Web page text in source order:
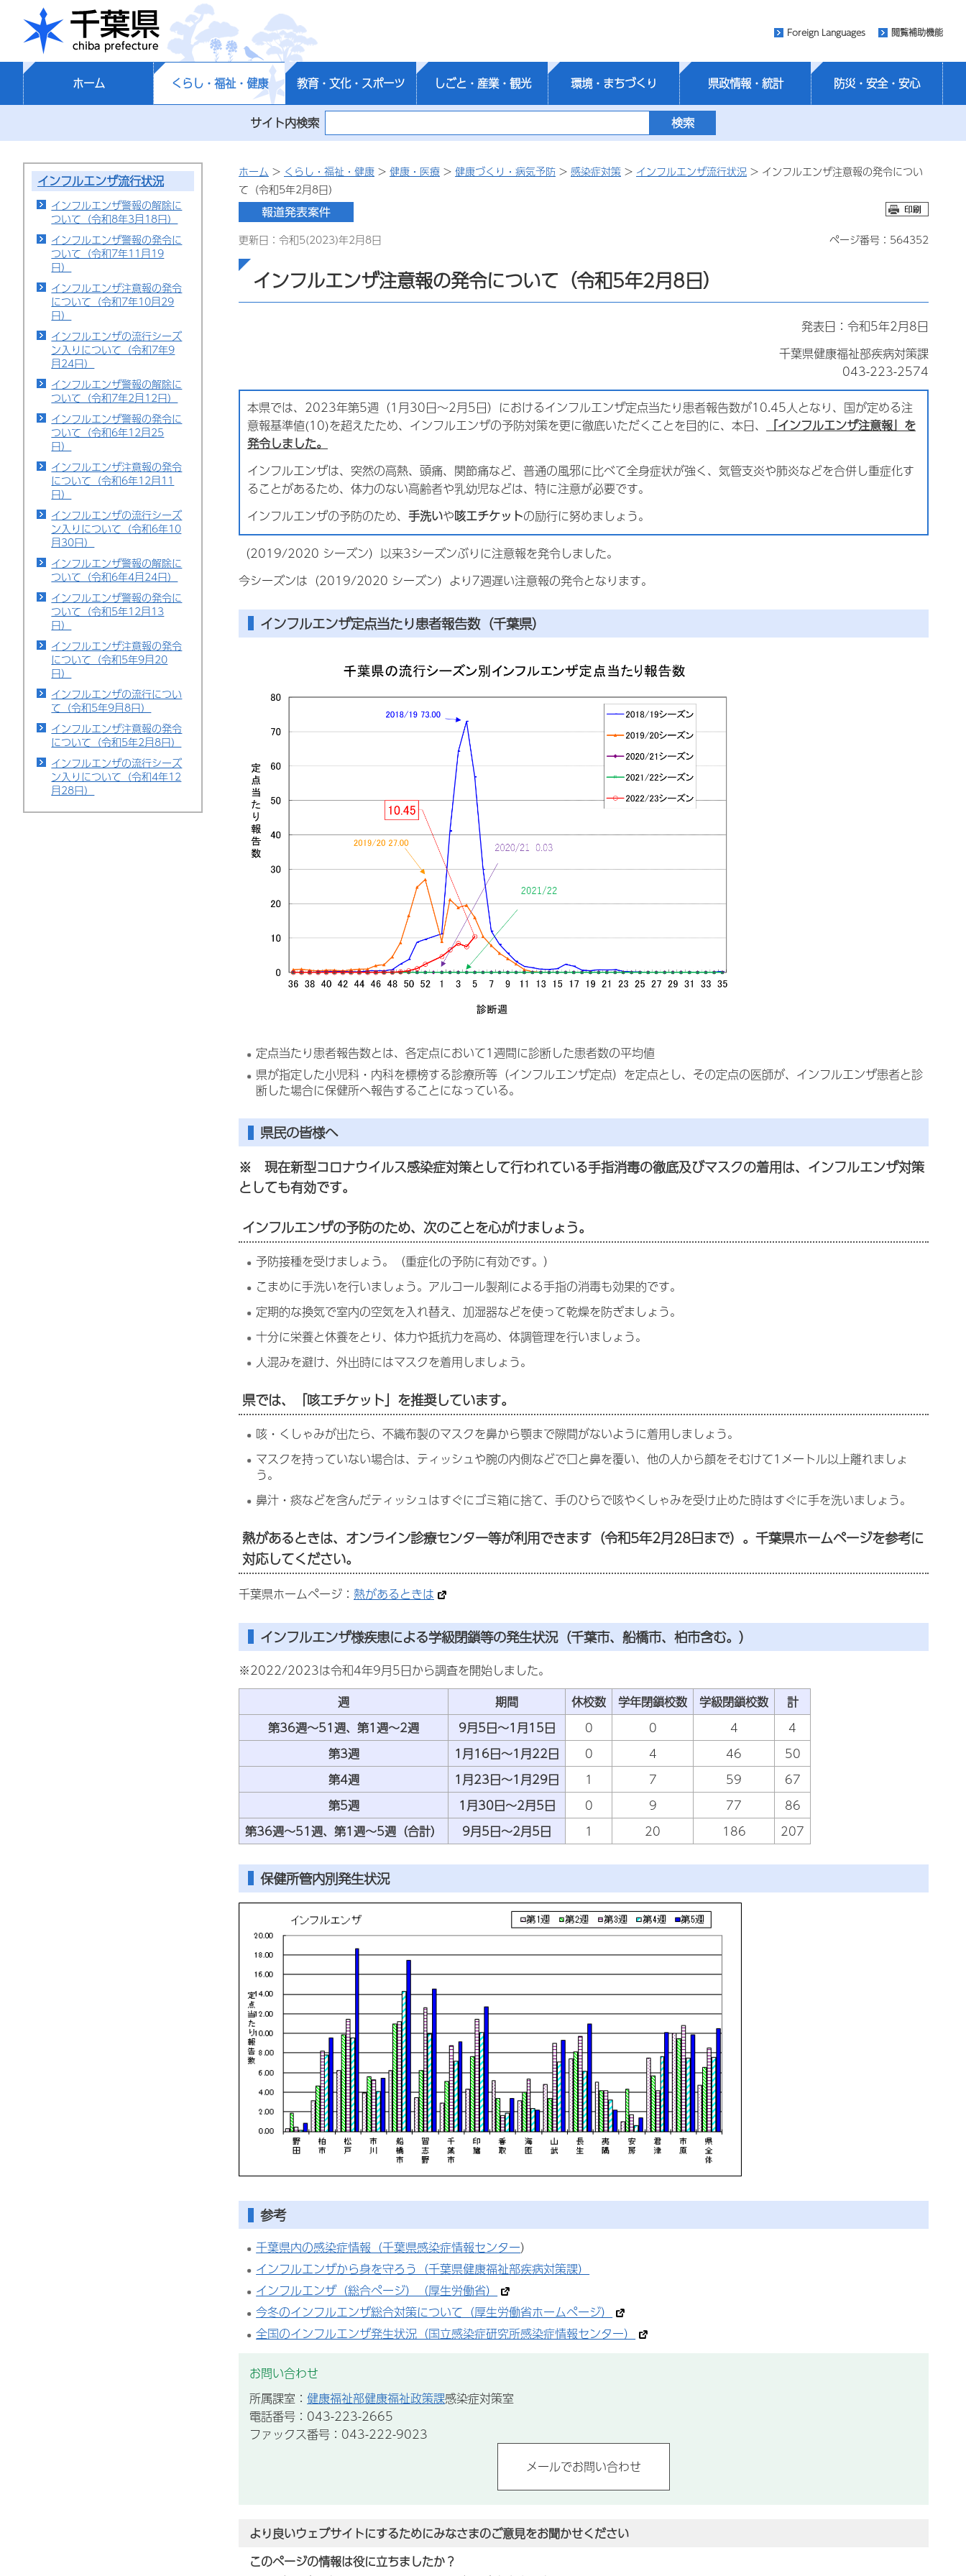
千葉県
Foreign Languages 閲覧補助機能
ホーム くらし・福祉・健康 教育・文化・スポーツ しごと・産業・観光 環境・まちづくり 県政情報・統計 防災・安全・安心
サイト内検索
インフルエンザ流行状況
インフルエンザ警報の解除に
ついて（令和8年3月18日）
インフルエンザ警報の発令に
ついて（令和7年11月19
日）
インフルエンザ注意報の発令
について（令和7年10月29
日）
インフルエンザの流行シーズ
ン入りについて（令和7年9
月24日）
インフルエンザ警報の解除に
ついて（令和7年2月12日）
インフルエンザ警報の発令に
ついて（令和6年12月25
日）
インフルエンザ注意報の発令
について（令和6年12月11
日）
インフルエンザの流行シーズ
ン入りについて（令和6年10
月30日）
インフルエンザ警報の解除に
ついて（令和6年4月24日）
インフルエンザ警報の発令に
ついて（令和5年12月13
日）
インフルエンザ注意報の発令
について（令和5年9月20
日）
インフルエンザの流行につい
て（令和5年9月8日）
インフルエンザ注意報の発令
について（令和5年2月8日）
インフルエンザの流行シーズ
ン入りについて（令和4年12
月28日）
ホーム > くらし・福祉・健康 > 健康・医療 > 健康づくり・病気予防 > 感染症対策 > インフルエンザ流行状況 > インフルエンザ注意報の発令につい
て（令和5年2月8日）
更新日：令和5(2023)年2月8日 ページ番号：564352
インフルエンザ注意報の発令について（令和5年2月8日）
発表日：令和5年2月8日
千葉県健康福祉部疾病対策課
043-223-2574
本県では、2023年第5週（1月30日～2月5日）におけるインフルエンザ定点当たり患者報告数が10.45人となり、国が定める注
意報基準値(10)を超えたため、インフルエンザの予防対策を更に徹底いただくことを目的に、本日、
「インフルエンザ注意報」を
発令しました。
インフルエンザは、突然の高熱、頭痛、関節痛など、普通の風邪に比べて全身症状が強く、気管支炎や肺炎などを合併し重症化す
ることがあるため、体力のない高齢者や乳幼児などは、特に注意が必要です。
インフルエンザの予防のため、 手洗いや咳エチケットの励行に努めましょう。
（2019/2020 シーズン）以来3シーズンぶりに注意報を発令しました。
今シーズンは（2019/2020 シーズン）より7週遅い注意報の発令となります。
インフルエンザ定点当たり患者報告数（千葉県）
定点当たり患者報告数とは、各定点において1週間に診断した患者数の平均値
県が指定した小児科・内科を標榜する診療所等（インフルエンザ定点）を定点とし、その定点の医師が、インフルエンザ患者と診
断した場合に保健所へ報告することになっている。
県民の皆様へ
※ 現在新型コロナウイルス感染症対策として行われている手指消毒の徹底及びマスクの着用は、インフルエンザ対策
としても有効です。
インフルエンザの予防のため、次のことを心がけましょう。
予防接種を受けましょう。（重症化の予防に有効です。）
こまめに手洗いを行いましょう。アルコール製剤による手指の消毒も効果的です。
定期的な換気で室内の空気を入れ替え、加湿器などを使って乾燥を防ぎましょう。
十分に栄養と休養をとり、体力や抵抗力を高め、体調管理を行いましょう。
人混みを避け、外出時にはマスクを着用しましょう。
県では、「咳エチケット」を推奨しています。
咳・くしゃみが出たら、不織布製のマスクを鼻から顎まで隙間がないように着用しましょう。
マスクを持っていない場合は、ティッシュや腕の内側などで口と鼻を覆い、他の人から顔をそむけて1メートル以上離れましょ
う。
鼻汁・痰などを含んだティッシュはすぐにゴミ箱に捨て、手のひらで咳やくしゃみを受け止めた時はすぐに手を洗いましょう。
熱があるときは、 オンライン診療センター等が利用できます（令和5年2月28日まで）。千葉県ホームページを参考に
対応してください。
千葉県ホームページ： 熱があるときは
インフルエンザ様疾患による学級閉鎖等の発生状況（千葉市、船橋市、柏市含む。）
※2022/2023は令和4年9月5日から調査を開始しました。
週
期間 休校数 学年閉鎖校数 学級閉鎖校数
計
第36週～51週、第1週～2週
9月5日～1月15日 0 0 4
4
第3週
1月16日～1月22日 0 4 46
50
第4週
1月23日～1月29日 1 7 59
67
第5週
1月30日～2月5日 0 9 77
86
第36週～51週、第1週～5週（合計）
9月5日～2月5日 1 20 186 207
保健所管内別発生状況
参考
千葉県内の感染症情報（千葉県感染症情報センター）
インフルエンザから身を守ろう（千葉県健康福祉部疾病対策課）
インフルエンザ（総合ページ）（厚生労働省）
今冬のインフルエンザ総合対策について（厚生労働省ホームページ）
全国のインフルエンザ発生状況（国立感染症研究所感染症情報センター）
お問い合わせ
所属課室： 健康福祉部健康福祉政策課感染症対策室
電話番号：043-223-2665
ファックス番号：043-222-9023
より良いウェブサイトにするためにみなさまのご意見をお聞かせください
このページの情報は役に立ちましたか？